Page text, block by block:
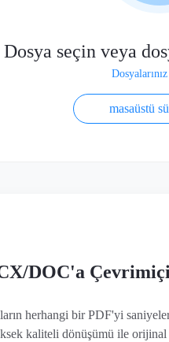
Dosya seçin veya
masaüstü
DOC'a
herhangi bir PDF'yi
kaliteli dönüşümü ile orijinal